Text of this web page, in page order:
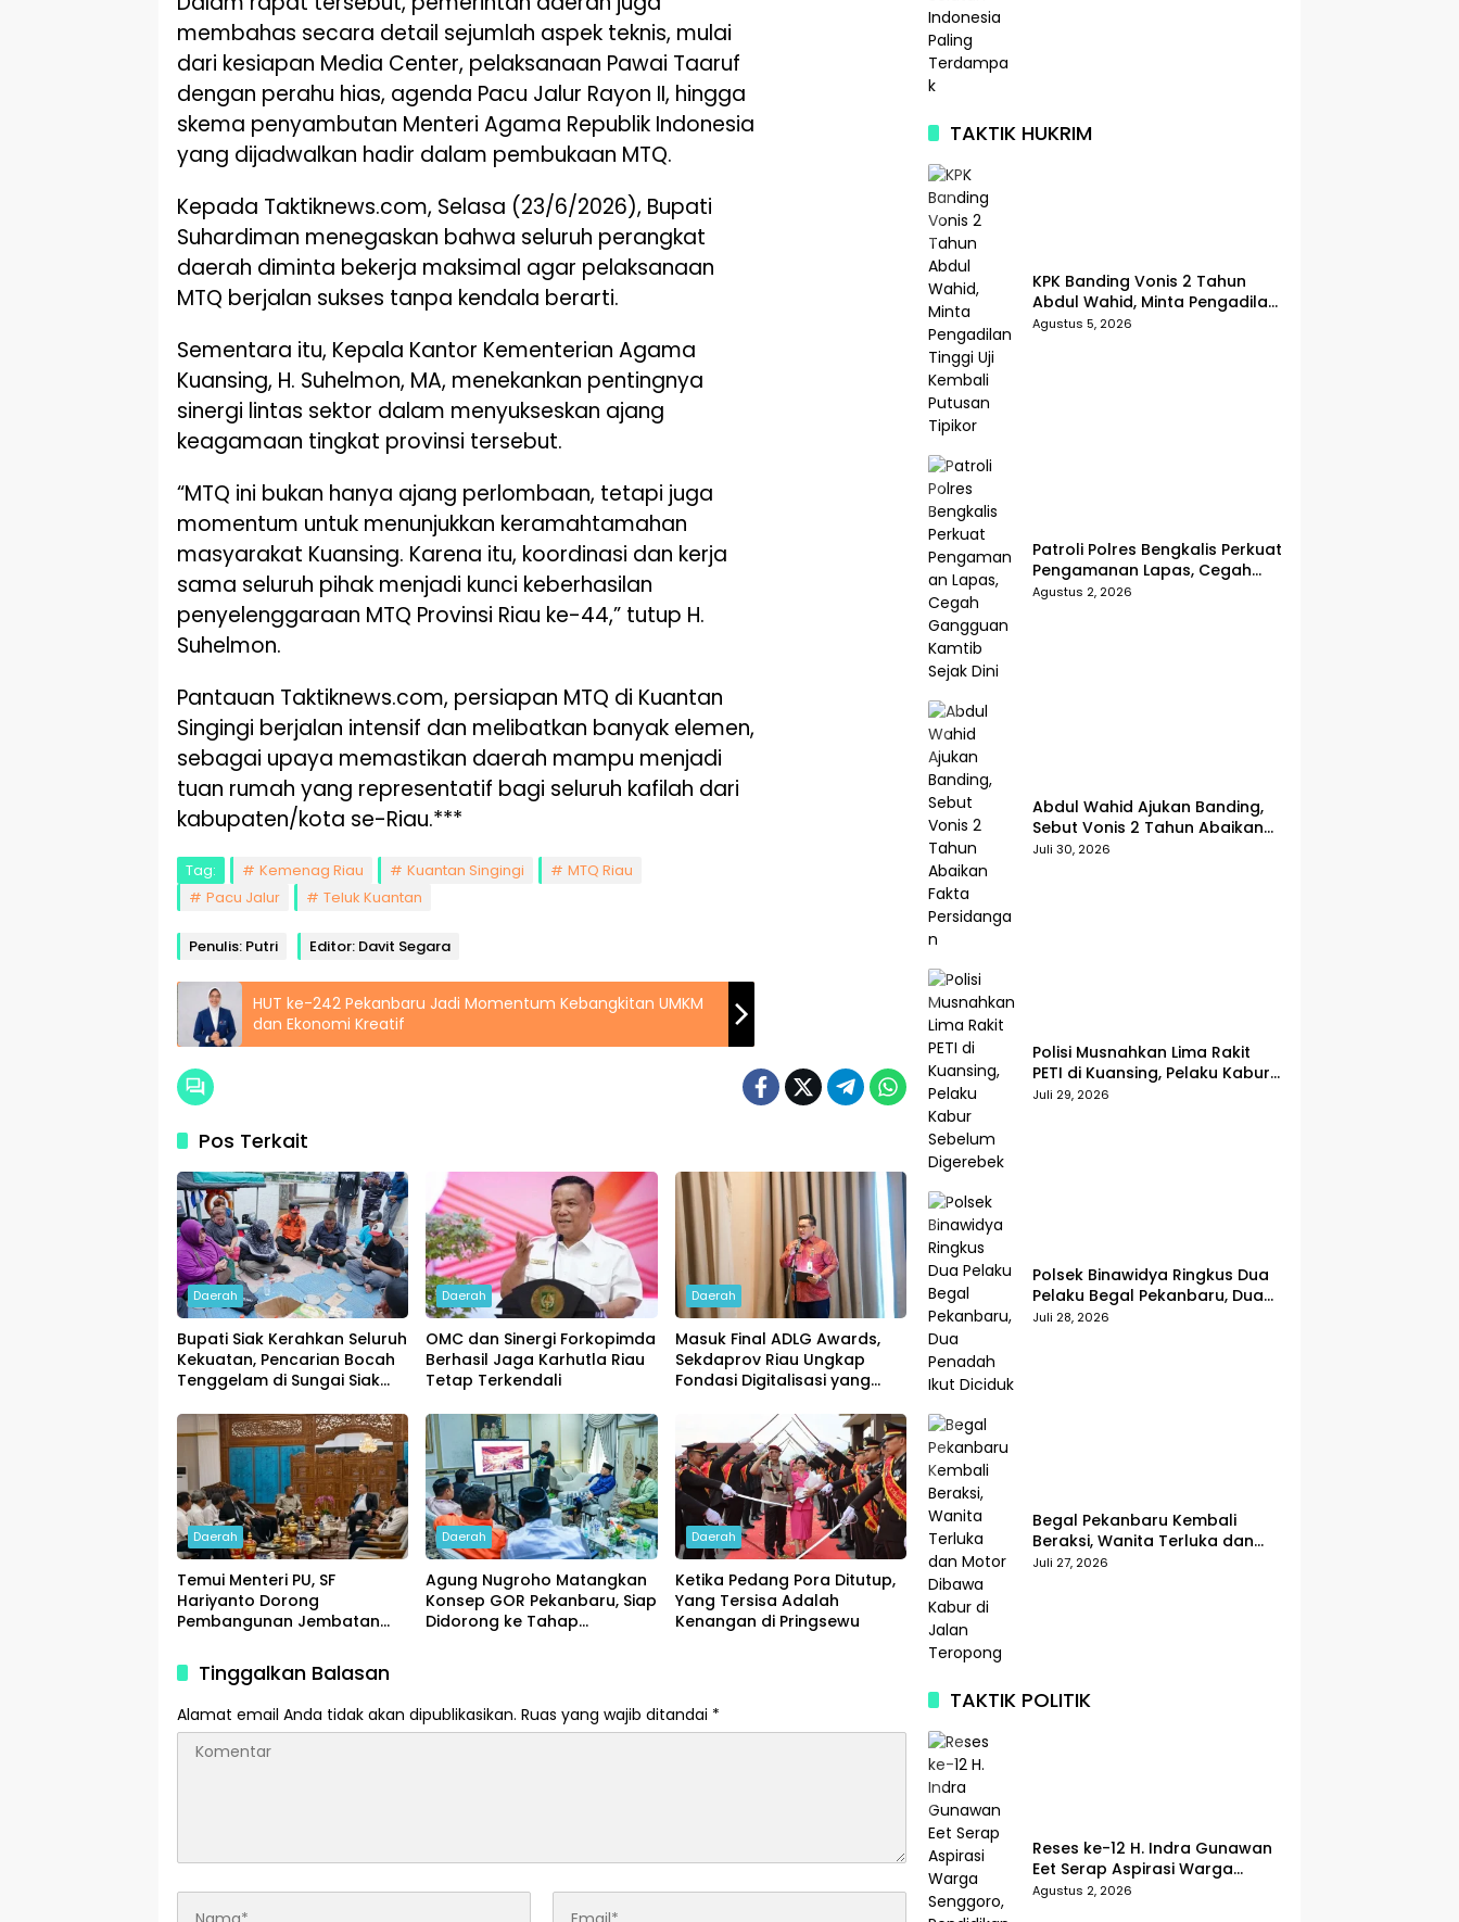
membahas secara detail sejumlah aspek teknis, mulai
dari kesiapan Media Center, pelaksanaan Pawai Taaruf
dengan perahu hias, agenda Pacu Jalur Rayon II, hingga
skema penyambutan Menteri Agama Republik Indonesia
yang dijadwalkan hadir dalam pembukaan MTQ.
Kepada Taktiknews.com, Selasa (23/6/2026), Bupati
Suhardiman menegaskan bahwa seluruh perangkat
daerah diminta bekerja maksimal agar pelaksanaan
MTQ berjalan sukses tanpa kendala berarti.
Sementara itu, Kepala Kantor Kementerian Agama
Kuansing, H. Suhelmon, MA, menekankan pentingnya
sinergi lintas sektor dalam menyukseskan ajang
keagamaan tingkat provinsi tersebut.
“MTQ ini bukan hanya ajang perlombaan, tetapi juga
momentum untuk menunjukkan keramahtamahan
masyarakat Kuansing. Karena itu, koordinasi dan kerja
sama seluruh pihak menjadi kunci keberhasilan
penyelenggaraan MTQ Provinsi Riau ke-44,” tutup H.
Suhelmon.
Pantauan Taktiknews.com, persiapan MTQ di Kuantan
Singingi berjalan intensif dan melibatkan banyak elemen,
sebagai upaya memastikan daerah mampu menjadi
tuan rumah yang representatif bagi seluruh kafilah dari
kabupaten/kota se-Riau.***
Tag: Kemenag Riau Kuantan Singingi
MTQ Riau
Pacu Jalur
Teluk Kuantan
Penulis: Putri Editor: Davit Segara
HUT ke-242 Pekanbaru Jadi Momentum Kebangkitan UMKM
dan Ekonomi Kreatif
Pos Terkait
Daerah
Bupati Siak Kerahkan Seluruh
Kekuatan, Pencarian Bocah
Tenggelam di Sungai Siak
Daerah
OMC dan Sinergi Forkopimda
Berhasil Jaga Karhutla Riau
Tetap Terkendali
Daerah
Masuk Final ADLG Awards,
Sekdaprov Riau Ungkap
Fondasi Digitalisasi yang
Pemerintahan
Daerah
Temui Menteri PU, SF
Hariyanto Dorong
Pembangunan Jembatan
Sakti
Daerah
Agung Nugroho Matangkan
Konsep GOR Pekanbaru, Siap
Didorong ke Tahap
Daerah
Ketika Pedang Pora Ditutup,
Yang Tersisa Adalah
Kenangan di Pringsewu
Tinggalkan Balasan
Alamat email Anda tidak akan dipublikasikan. Ruas yang wajib ditandai *
TAKTIK HUKRIM
KPK Banding Vonis 2 Tahun
Abdul Wahid, Minta Pengadilan
Tinggi Uji Kembali Putusan
Agustus 5, 2026
Patroli Polres Bengkalis Perkuat
Pengamanan Lapas, Cegah
Gangguan Kamtib Sejak Dini
Agustus 2, 2026
Abdul Wahid Ajukan Banding,
Sebut Vonis 2 Tahun Abaikan
Fakta Persidangan
Juli 30, 2026
Polisi Musnahkan Lima Rakit
PETI di Kuansing, Pelaku Kabur
Sebelum Digerebek
Juli 29, 2026
Polsek Binawidya Ringkus Dua
Pelaku Begal Pekanbaru, Dua
Penadah Ikut Diciduk
Juli 28, 2026
Begal Pekanbaru Kembali
Beraksi, Wanita Terluka dan
Motor Dibawa Kabur di Jalan
Juli 27, 2026
TAKTIK POLITIK
Reses ke-12 H. Indra Gunawan
Eet Serap Aspirasi Warga
Senggoro, Pendidikan hingga
Agustus 2, 2026